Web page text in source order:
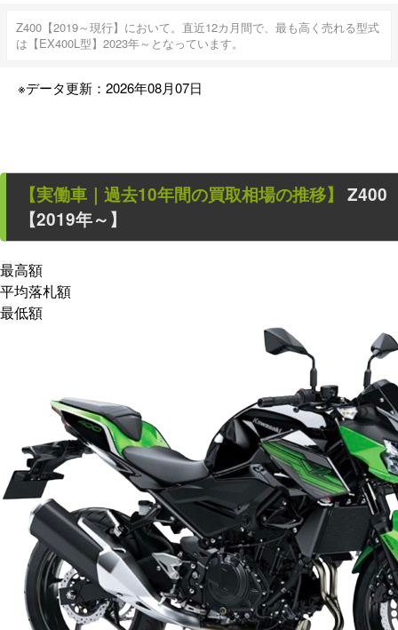
Z400【2019～現行】において。直近12カ月間で、最も高く売れる型式
は【EX400L型】2023年～となっています。
※データ更新：2026年08月07日
【実働車 ｜過去10年間の買取相場の推移】 Z400
【2019年～】
最高額
平均落札額
最低額